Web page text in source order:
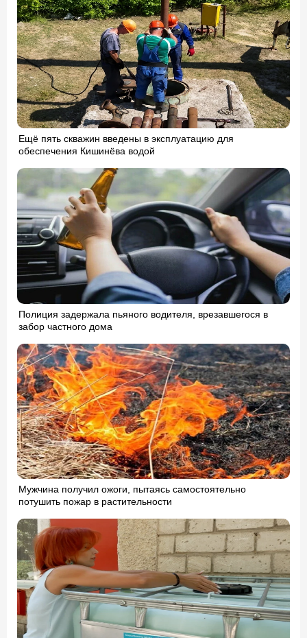
Ещё пять скважин введены в эксплуатацию для
обеспечения Кишинёва водой
Полиция задержала пьяного водителя, врезавшегося в
забор частного дома
Мужчина получил ожоги, пытаясь самостоятельно
потушить пожар в растительности